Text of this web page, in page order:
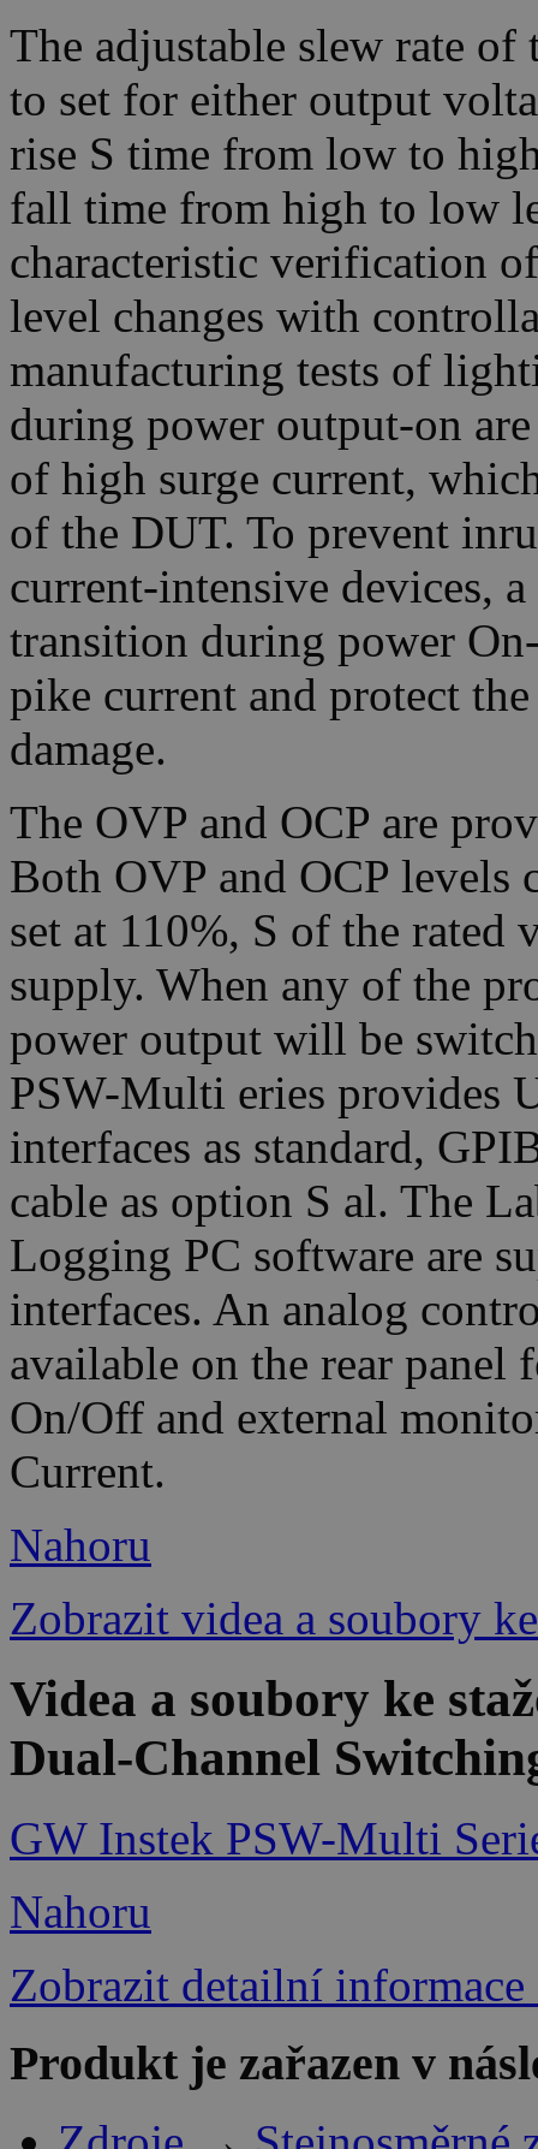
The adjustable slew rate
to set for either output
rise S time from low to
fall time from high to low
characteristic verification
level changes with
manufacturing tests of
during power output-on
of high surge current,
of the DUT. To prevent
current-intensive devices,
transition during power
pike current and protect
damage.
The OVP and OCP are
Both OVP and OCP levels
set at 110%, S of the rated
supply. When any of the
power output will be
PSW-Multi eries provides
interfaces as standard,
cable as option S al. The
Logging PC software are
interfaces. An analog
available on the rear
On/Off and external
Current.
Nahoru
Zobrazit videa a soubory
Videa a soubory ke
Dual-Channel
GW Instek PSW-Multi
Nahoru
Zobrazit detailní informace
Produkt je zařazen v